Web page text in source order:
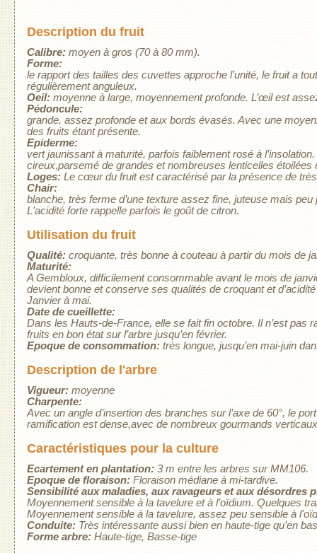
Description du fruit
Calibre: moyen à gros (70 à 80 mm).
Forme:
le rapport des tailles des cuvettes approche l’unité, le fruit a
régulièrement anguleux.
Oeil: moyenne à large, moyennement profonde. L’œil est
Pédoncule:
grande, assez profonde et aux bords évasés. Avec une
des fruits étant présente.
Epiderme:
vert jaunissant à maturité, parfois faiblement rosé à
cireux,parsemé de grandes et nombreuses lenticelles étoilées
Loges: Le cœur du fruit est caractérisé par la présence de
Chair:
blanche, très ferme d’une texture assez fine, juteuse mais
L'acidité forte rappelle parfois le goût de citron.
Utilisation du fruit
Qualité: croquante, très bonne à couteau à partir du mois de
Maturité:
A Gembloux, difficilement consommable avant le mois de
devient bonne et conserve ses qualités de croquant et
Janvier à mai.
Date de cueillette:
Dans les Hauts-de-France, elle se fait fin octobre. Il n’est
fruits en bon état sur l’arbre jusqu’en février.
Epoque de consommation: très longue, jusqu’en mai-juin
Description de l'arbre
Vigueur: moyenne
Charpente:
Avec un angle d’insertion des branches sur l’axe de 60°, le
ramification est dense,avec de nombreux gourmands
Caractéristiques pour la culture
Ecartement en plantation: 3 m entre les arbres sur MM106.
Epoque de floraison: Floraison médiane à mi-tardive.
Sensibilité aux maladies, aux ravageurs et aux désordres
Moyennement sensible à la tavelure et à l’oïdium. Quelques
Moyennement sensible à la tavelure, assez peu sensible à
Conduite: Très intéressante aussi bien en haute-tige qu’en
Forme arbre: Haute-tige Basse-tige